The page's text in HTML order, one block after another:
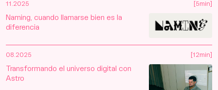
11.2025
Naming, cuando llamarse bien es la
diferencia
[5min]
08.2025
Transformando el universo digital con
Astro
[12min]